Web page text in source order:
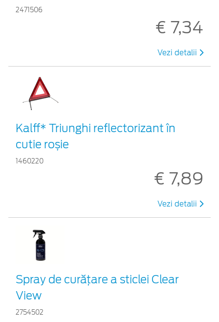
2471506
€ 7,34
Vezi detalii
Kalff* Triunghi reflectorizant în
cutie roșie
1460220
€ 7,89
Vezi detalii
Spray de curățare a sticlei Clear
View
2754502